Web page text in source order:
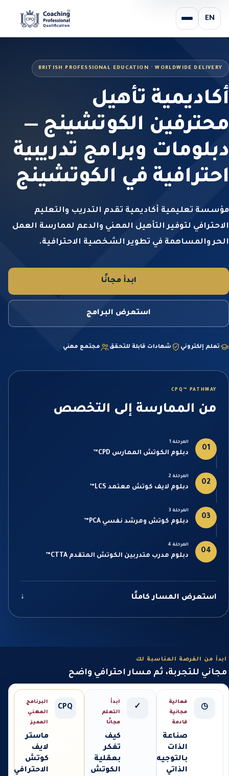
EN
BRITISH PROFESSIONAL EDUCATION · WORLDWIDE DELIVERY
أكاديمية تأهيل
محترفين الكوتشينج —
دبلومات وبرامج تدريبية
احترافية في الكوتشينج
مؤسسة تعليمية أكاديمية تقدم التدريب والتعليم
الاحترافي لتوفير التأهيل المهني والدعم لممارسة العمل
الحر والمساهمة في تطوير الشخصية الاحترافية.
ابدأ مجانًا
استعرض البرامج
تعلم إلكتروني شهادات قابلة للتحقق مجتمع مهني
CPQ™ PATHWAY
من الممارسة إلى التخصص
01
المرحلة 1
دبلوم الكوتش الممارس CPD™
02
المرحلة 2
دبلوم لايف كوتش معتمد LCS™
03
المرحلة 3
دبلوم كوتش ومرشد نفسي PCA™
04
المرحلة 4
دبلوم مدرب متدربين الكوتش المتقدم CTTA™
استعرض المسار كاملًا ↓
ابدأ من الفرصة المناسبة لك
مجاني للتجربة، ثم مسار احترافي واضح
◷
فعالية
مجانية
قادمة
صناعة
الذات
بالتوجيه
الذاتي
✓
ابدأ
التعلم
مجانًا
كيف
تفكر
بعقلية
الكوتش
CPQ
البرنامج
المهني
المميز
ماستر
لايف
كوتش
الاحترافي